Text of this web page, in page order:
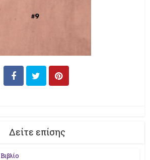
Δείτε επίσης
Βιβλίο